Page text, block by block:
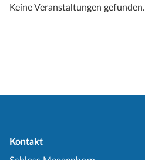
Keine Veranstaltungen gefunden.
Kontakt